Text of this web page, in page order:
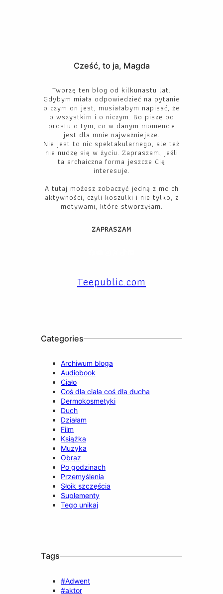
Cześć, to ja, Magda
Tworzę ten blog od kilkunastu lat.
Gdybym miała odpowiedzieć na pytanie
o czym on jest, musiałabym napisać, że
o wszystkim i o niczym. Bo piszę po
prostu o tym, co w danym momencie
jest dla mnie najważniejsze.
Nie jest to nic spektakularnego, ale też
nie nudzę się w życiu. Zapraszam, jeśli
ta archaiczna forma jeszcze Cię
interesuje.
A tutaj możesz zobaczyć jedną z moich
aktywności, czyli koszulki i nie tylko, z
motywami, które stworzyłam.
ZAPRASZAM
Teepublic.com
Categories
Archiwum bloga
Audiobook
Ciało
Coś dla ciała coś dla ducha
Dermokosmetyki
Duch
Działam
Film
Książka
Muzyka
Obraz
Po godzinach
Przemyślenia
Słoik szczęścia
Suplementy
Tego unikaj
Tags
#Adwent
#aktor